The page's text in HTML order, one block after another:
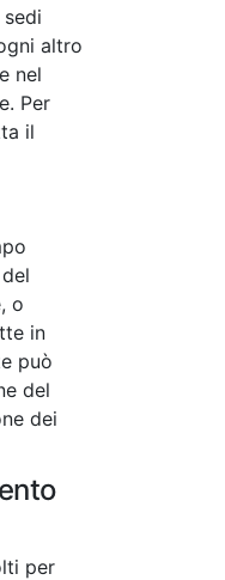
altro
nel
Per
il
o
in
può
del
dei
per